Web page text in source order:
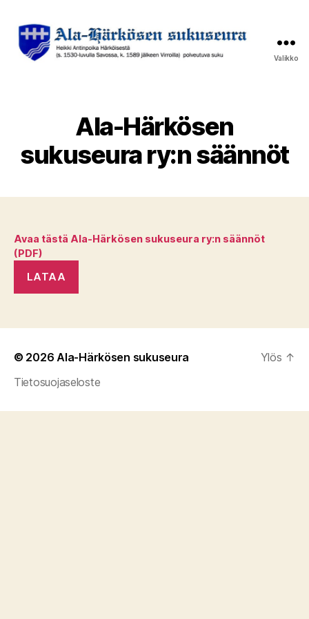
Valikko
Ala-Härkösen
sukuseura ry:n säännöt
Avaa tästä Ala-Härkösen sukuseura ry:n säännöt
(PDF)
LATAA
© 2026 Ala-Härkösen sukuseura
Tietosuojaseloste
Ylös ↑